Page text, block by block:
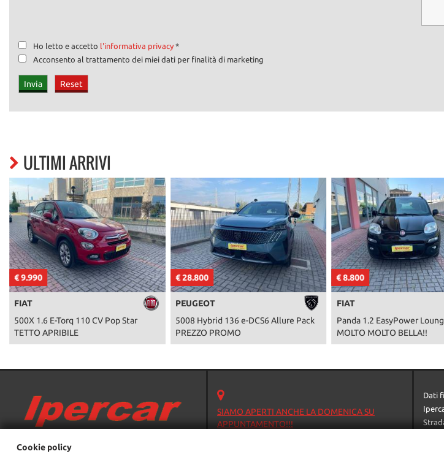
Ho letto e accetto l'informativa privacy *
Acconsento al trattamento dei miei dati per finalità di marketing
ULTIMI ARRIVI
€ 9.990
FIAT
500X 1.6 E-Torq 110 CV Pop Star
TETTO APRIBILE
€ 28.800
PEUGEOT
5008 Hybrid 136 e-DCS6 Allure Pack
PREZZO PROMO
€ 8.800
FIAT
Panda 1.2 EasyPower
MOLTO MOLTO BELLA!!
SIAMO APERTI ANCHE LA DOMENICA SU
APPUNTAMENTO!!!
Dati
Cookie policy